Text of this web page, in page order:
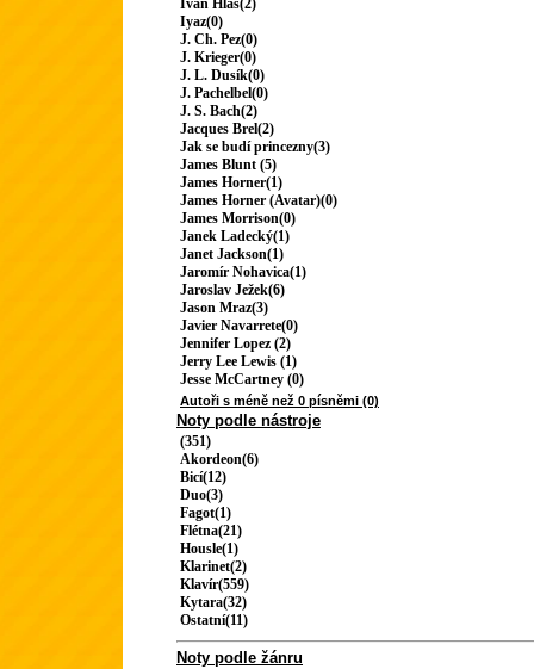
Ivan Hlas(2)
Iyaz(0)
J. Ch. Pez(0)
J. Krieger(0)
J. L. Dusík(0)
J. Pachelbel(0)
J. S. Bach(2)
Jacques Brel(2)
Jak se budí princezny(3)
James Blunt (5)
James Horner(1)
James Horner (Avatar)(0)
James Morrison(0)
Janek Ladecký(1)
Janet Jackson(1)
Jaromír Nohavica(1)
Jaroslav Ježek(6)
Jason Mraz(3)
Javier Navarrete(0)
Jennifer Lopez (2)
Jerry Lee Lewis (1)
Jesse McCartney (0)
Autoři s méně než 0 písněmi (0)
Noty podle nástroje
(351)
Akordeon(6)
Bicí(12)
Duo(3)
Fagot(1)
Flétna(21)
Housle(1)
Klarinet(2)
Klavír(559)
Kytara(32)
Ostatní(11)
Noty podle žánru